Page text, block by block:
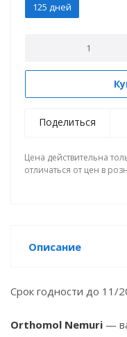
125 дней
Поделиться
Цена действительна
отличаться от цен в
Описание
Срок годности до 11/
Orthomol Nemuri —